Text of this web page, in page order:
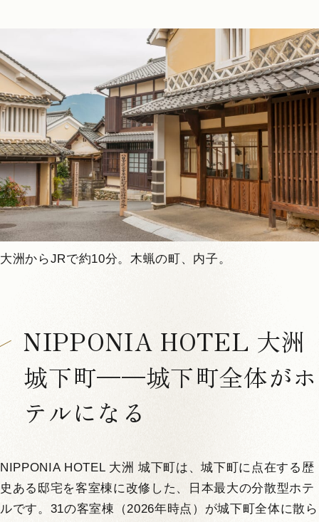
大洲からJRで約10分。木蝋の町、内子。
NIPPONIA HOTEL 大洲
城下町——城下町全体がホ
テルになる
NIPPONIA HOTEL 大洲 城下町は、城下町に点在する歴
史ある邸宅を客室棟に改修した、日本最大の分散型ホテ
ルです。31の客室棟（2026年時点）が城下町全体に散ら